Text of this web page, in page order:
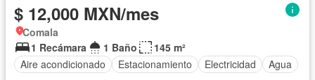
$ 12,000 MXN/mes
Comala
1 Recámara
1 Baño
145 m²
Aire acondicionado
Estacionamiento Electricidad Agua